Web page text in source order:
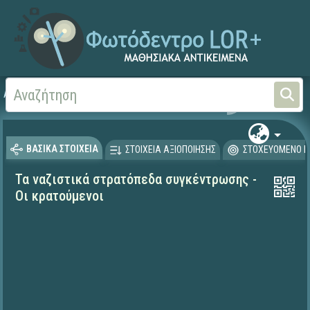
Αρχική
ΒΑΣΙΚΑ ΣΤΟΙΧΕΙΑ ΣΤΟΙΧΕΙΑ ΑΞΙΟΠΟΙΗΣΗΣ ΣΤΟΧΕΥΟΜΕΝΟ
Τα ναζιστικά στρατόπεδα συγκέντρωσης -
Οι κρατούμενοι